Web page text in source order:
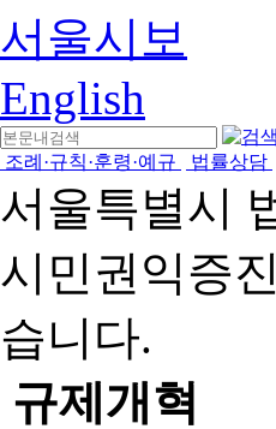
서울시보
English
조례·규칙·훈령·예규 법률상담
서울특별시
시민권익증
습니다.
규제개혁